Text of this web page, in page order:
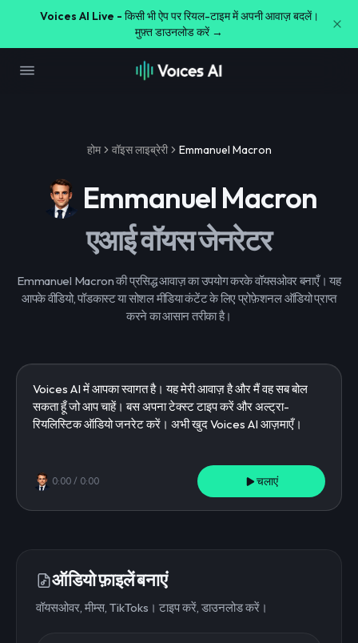
Voices AI Live - किसी भी ऐप पर रियल-टाइम में अपनी आवाज़ बदलें।
मुफ़्त डाउनलोड करें →
होम वॉइस लाइब्रेरी Emmanuel Macron
Emmanuel Macron
एआई वॉयस जेनरेटर
Emmanuel Macron की प्रसिद्ध आवाज़ का उपयोग करके वॉयसओवर बनाएँ। यह
आपके वीडियो, पॉडकास्ट या सोशल मीडिया कंटेंट के लिए प्रोफ़ेशनल ऑडियो प्राप्त
करने का आसान तरीका है।
0:00 / 0:00 चलाएं
ऑडियो फ़ाइलें बनाएं
वॉयसओवर, मीम्स, TikToks। टाइप करें, डाउनलोड करें।